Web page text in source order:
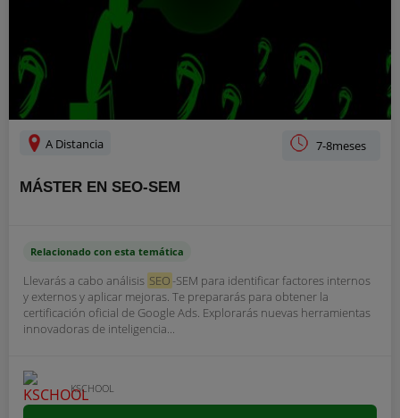
A Distancia 7-8meses
MÁSTER EN SEO-SEM
Relacionado con esta temática
Llevarás a cabo análisis SEO -SEM para identificar factores internos
y externos y aplicar mejoras. Te prepararás para obtener la
certificación oficial de Google Ads. Explorarás nuevas herramientas
innovadoras de inteligencia...
KSCHOOL